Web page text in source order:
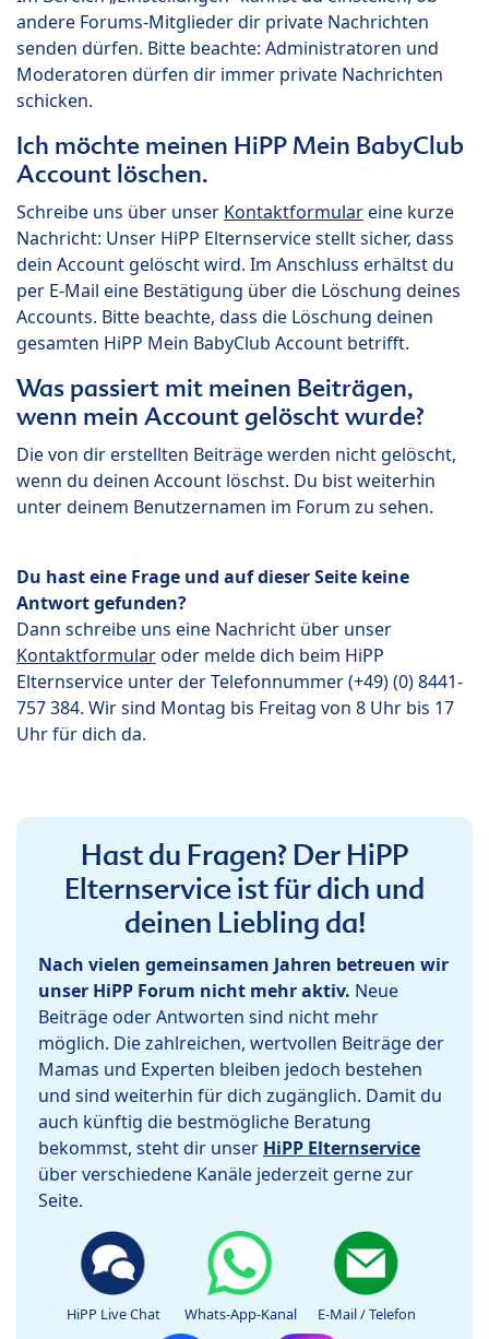
andere Forums-Mitglieder dir private Nachrichten
senden dürfen. Bitte beachte: Administratoren und
Moderatoren dürfen dir immer private Nachrichten
schicken.
Ich möchte meinen HiPP Mein BabyClub
Account löschen.
Schreibe uns über unser Kontaktformulareine kurze
Nachricht: Unser HiPP Elternservice stellt sicher, dass
dein Account gelöscht wird. Im Anschluss erhältst du
per E-Mail eine Bestätigung über die Löschung deines
Accounts. Bitte beachte, dass die Löschung deinen
gesamten HiPP Mein BabyClub Account betrifft.
Was passiert mit meinen Beiträgen,
wenn mein Account gelöscht wurde?
Die von dir erstellten Beiträge werden nicht gelöscht,
wenn du deinen Account löschst. Du bist weiterhin
unter deinem Benutzernamen im Forum zu sehen.
Du hast eine Frage und auf dieser Seite keine
Antwort gefunden?
Dann schreibe uns eine Nachricht über unser
Kontaktformularoder melde dich beim HiPP
Elternservice unter der Telefonnummer (+49) (0) 8441-
757 384. Wir sind Montag bis Freitag von 8 Uhr bis 17
Uhr für dich da.
Hast du Fragen? Der HiPP
Elternservice ist für dich und
deinen Liebling da!
Nach vielen gemeinsamen Jahren betreuen wir
unser HiPP Forum nicht mehr aktiv. Neue
Beiträge oder Antworten sind nicht mehr
möglich. Die zahlreichen, wertvollen Beiträge der
Mamas und Experten bleiben jedoch bestehen
und sind weiterhin für dich zugänglich. Damit du
auch künftig die bestmögliche Beratung
bekommst, steht dir unser HiPP Elternservice
über verschiedene Kanäle jederzeit gerne zur
Seite.
HiPP Live Chat Whats-App-Kanal E-Mail / Telefon